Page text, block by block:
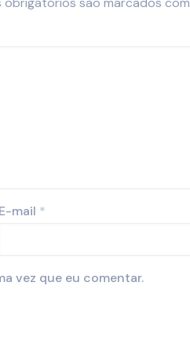
E-mail *
vez que eu comentar.